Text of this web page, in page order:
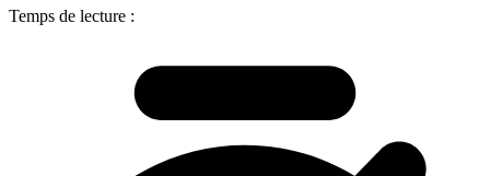
Temps de lecture :